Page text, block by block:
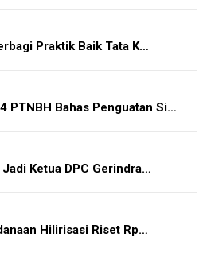
Praktik Baik Tata K…
PTNBH Bahas Penguatan Si…
Ketua DPC Gerindra…
Hilirisasi Riset Rp…